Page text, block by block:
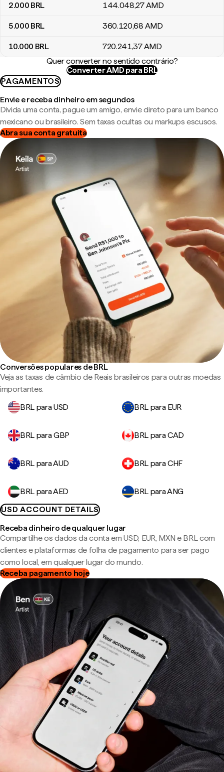
2.000 BRL 144.048,27AMD
5.000 BRL 360.120,68 AMD
10.000 BRL 720.241,37AMD
Quer converter no sentido contrário?
Converter AMD para BRL
PAGAMENTOS
Envie e receba dinheiro em segundos
Divida uma conta, pague um amigo, envie direto para um banco
mexicano ou brasileiro. Sem taxas ocultas ou markups escusos.
Abra sua conta gratuita
Conversões populares de BRL
Veja as taxas de câmbio de Reais brasileiros para outras moedas
importantes.
BRL para USD
BRL para EUR
BRL para GBP BRL para CAD
BRL para AUD BRL para CHF
BRL para AED
BRL para ANG
USD ACCOUNT DETAILS
Receba dinheiro de qualquer lugar
Compartilhe os dados da conta em USD, EUR, MXN e BRL com
clientes e plataformas de folha de pagamento para ser pago
como local, em qualquer lugar do mundo.
Receba pagamento hoje